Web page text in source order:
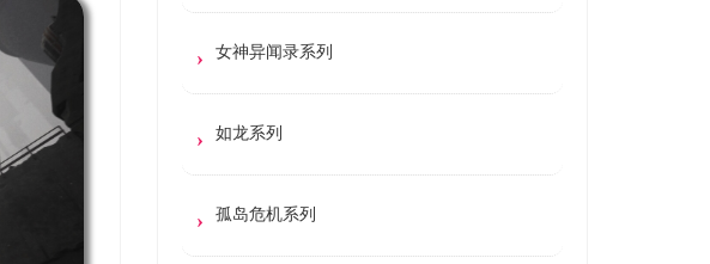
女神异闻录系列
如龙系列
孤岛危机系列